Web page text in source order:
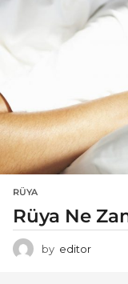
RÜYA
Rüya Ne
by editor